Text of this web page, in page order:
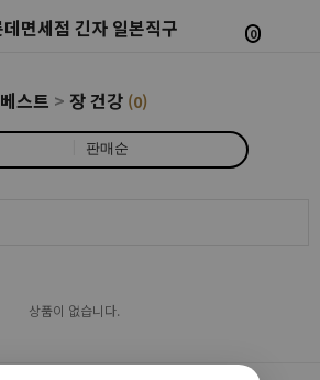
0
베스트 > 장 건강 (0)
상품이 없습니다.